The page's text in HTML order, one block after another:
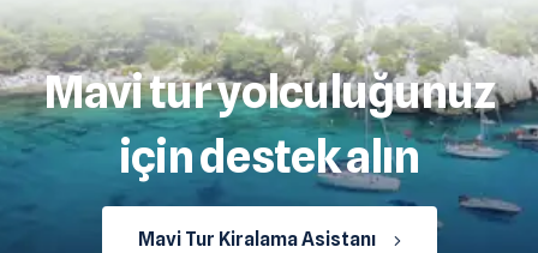
Mavi tur yolculuğunuz
için destek alın
Mavi Tur Kiralama Asistanı